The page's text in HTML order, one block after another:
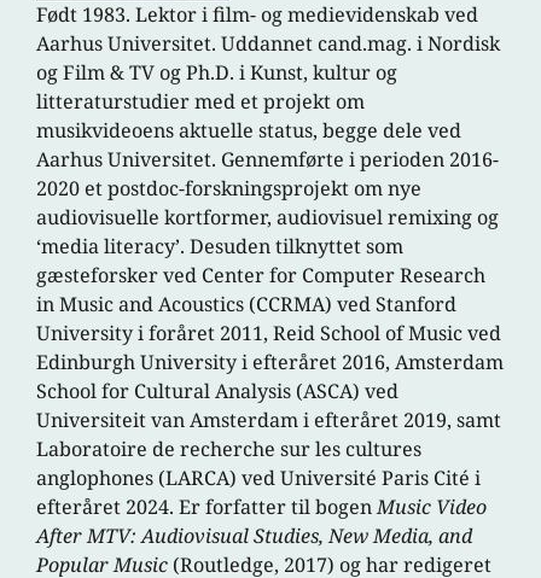
Født 1983. Lektor i film- og medievidenskab ved
Aarhus Universitet. Uddannet cand.mag. i Nordisk
og Film & TV og Ph.D. i Kunst, kultur og
litteraturstudier med et projekt om
musikvideoens aktuelle status, begge dele ved
Aarhus Universitet. Gennemførte i perioden 2016-
2020 et postdoc-forskningsprojekt om nye
audiovisuelle kortformer, audiovisuel remixing og
‘media literacy’. Desuden tilknyttet som
gæsteforsker ved Center for Computer Research
in Music and Acoustics (CCRMA) ved Stanford
University i foråret 2011, Reid School of Music ved
Edinburgh University i efteråret 2016, Amsterdam
School for Cultural Analysis (ASCA) ved
Universiteit van Amsterdam i efteråret 2019, samt
Laboratoire de recherche sur les cultures
anglophones (LARCA) ved Université Paris Cité i
efteråret 2024. Er forfatter til bogenMusic Video
After MTV: Audiovisual Studies, New Media, and
Popular Music (Routledge, 2017) og har redigeret